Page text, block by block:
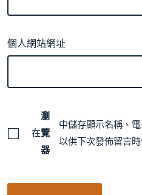
個人網站網址
在
瀏
覽
器
中儲存顯示名稱、
以供下次發佈留言時